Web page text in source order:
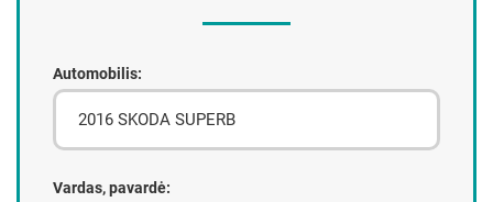
Automobilis:
Vardas, pavardė: